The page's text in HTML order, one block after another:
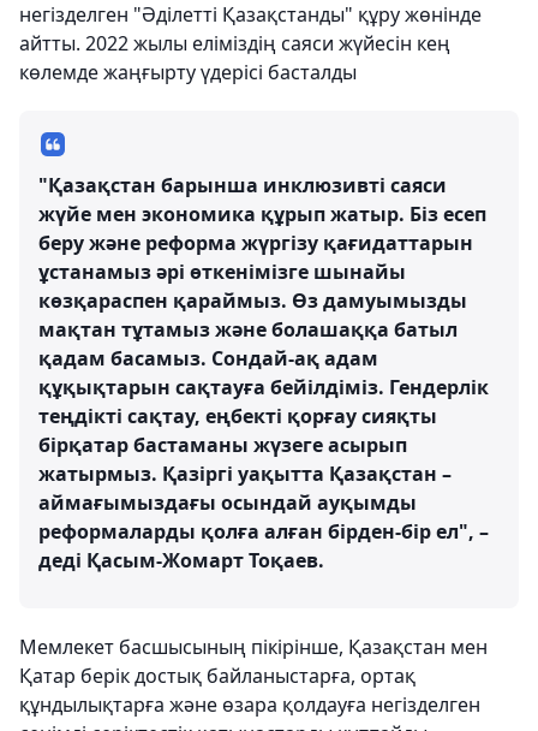
негізделген "Әділетті Қазақстанды" құру жөнінде
айтты. 2022 жылы еліміздің саяси жүйесін кең
көлемде жаңғырту үдерісі басталды
"Қазақстан барынша инклюзивті саяси
жүйе мен экономика құрып жатыр. Біз есеп
беру және реформа жүргізу қағидаттарын
ұстанамыз әрі өткенімізге шынайы
көзқараспен қараймыз. Өз дамуымызды
мақтан тұтамыз және болашаққа батыл
қадам басамыз. Сондай-ақ адам
құқықтарын сақтауға бейілдіміз. Гендерлік
теңдікті сақтау, еңбекті қорғау сияқты
бірқатар бастаманы жүзеге асырып
жатырмыз. Қазіргі уақытта Қазақстан –
аймағымыздағы осындай ауқымды
реформаларды қолға алған бірден-бір ел", –
деді Қасым-Жомарт Тоқаев.
Мемлекет басшысының пікірінше, Қазақстан мен
Қатар берік достық байланыстарға, ортақ
құндылықтарға және өзара қолдауға негізделген